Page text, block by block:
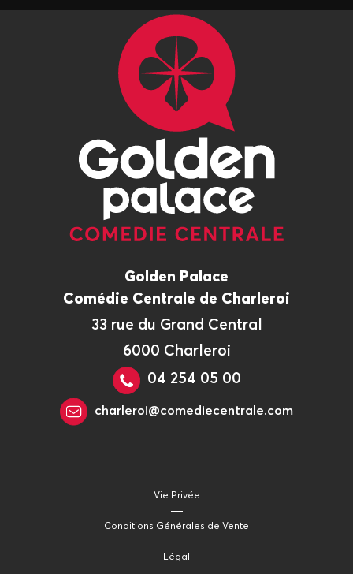
Golden Palace
Comédie Centrale de Charleroi
33 rue du Grand Central
6000 Charleroi
04 254 05 00
charleroi@comediecentrale.com
Vie Privée
Conditions Générales de Vente
Légal